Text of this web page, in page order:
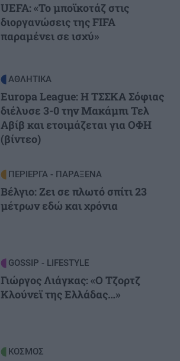
UEFA: «Το μποϊκοτάζ στις
διοργανώσεις της FIFA
παραμένει σε ισχύ»
ΑΘΛΗΤΙΚΑ
Europa League: Η ΤΣΣΚΑ Σόφιας
διέλυσε 3-0 την Μακάμπι Τελ
Αβίβ και ετοιμάζεται για ΟΦΗ
(βίντεο)
ΠΕΡΙΕΡΓΑ - ΠΑΡΑΞΕΝΑ
Βέλγιο: Ζει σε πλωτό σπίτι 23
μέτρων εδώ και χρόνια
GOSSIP - LIFESTYLE
Γιώργος Λιάγκας: «Ο Τζορτζ
Κλούνεϊ της Ελλάδας…»
ΚΟΣΜΟΣ